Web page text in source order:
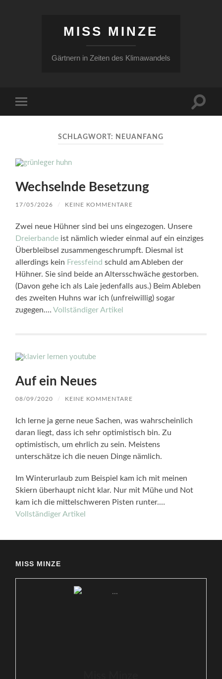
MISS MINZE
Gärtnern in Zeiten des Klimawandels
Menü
SCHLAGWORT: NEUANFANG
Wechselnde Besetzung
17/05/2026 / KEINE KOMMENTARE
Zwei neue Hühner sind bei uns eingezogen. Unsere
Dreierbande ist nämlich wieder einmal auf ein einziges
Überbleibsel zusammengeschrumpft. Diesmal ist
allerdings kein Fressfeind schuld am Ableben der
Hühner. Sie sind beide an Altersschwäche gestorben.
(Davon gehe ich als Laie jedenfalls aus.) Beim Ableben
des zweiten Huhns war ich (unfreiwillig) sogar
zugegen.…Vollständiger Artikel
Auf ein Neues
08/09/2020 / KEINE KOMMENTARE
Ich lerne ja gerne neue Sachen, was wahrscheinlich
daran liegt, dass ich sehr optimistisch bin. Zu
optimistisch, um ehrlich zu sein. Meistens
unterschätze ich die neuen Dinge nämlich.
Im Winterurlaub zum Beispiel kam ich mit meinen
Skiern überhaupt nicht klar. Nur mit Mühe und Not
kam ich die mittelschweren Pisten runter.…
Vollständiger Artikel
MISS MINZE